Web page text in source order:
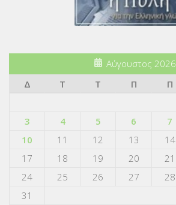
Αύγουστος 2026
Δ
Τ Τ Π Π
3
4 5 6 7
10
11 12 13 14
17
18 19 20 21
24
25 26 27 28
31